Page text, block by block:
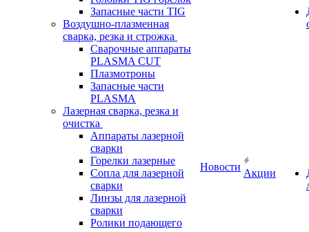
Запасные части TIG
Воздушно-плазменная
сварка, резка и строжка
Сварочные аппараты
PLASMA CUT
Плазмотроны
Запасные части
PLASMA
Лазерная сварка, резка и
очистка
Аппараты лазерной
сварки
Горелки лазерные
Сопла для лазерной
сварки
Линзы для лазерной
сварки
Ролики подающего
Новости
Акции